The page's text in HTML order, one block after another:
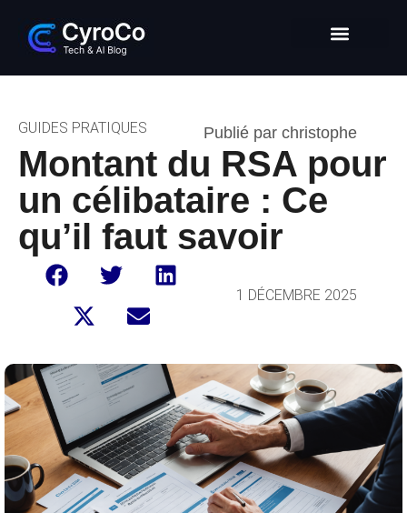
GUIDES PRATIQUES Publié par christophe
Montant du RSA pour
un célibataire : Ce
qu’il faut savoir
1 DÉCEMBRE 2025